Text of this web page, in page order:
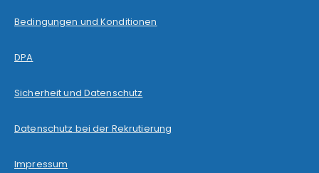
Bedingungen und Konditionen
DPA
Sicherheit und Datenschutz
Datenschutz bei der Rekrutierung
Impressum